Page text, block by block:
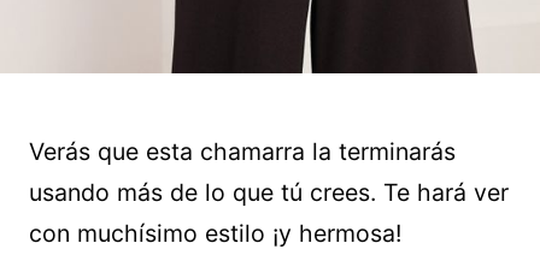
Verás que esta chamarra la terminarás
usando más de lo que tú crees. Te hará ver
con muchísimo estilo ¡y hermosa!